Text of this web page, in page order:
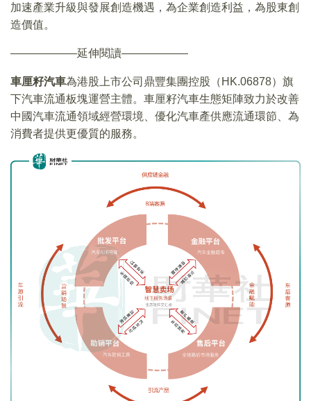
加速產業升級與發展創造機遇，為企業創造利益，為股東創
造價值。
——————延伸閱讀——————
車厘籽汽車為港股上市公司鼎豐集團控股（HK.06878）旗
下汽車流通板塊運營主體。車厘籽汽車生態矩陣致力於改善
中國汽車流通領域經營環境、優化汽車產供應流通環節、為
消費者提供更優質的服務。